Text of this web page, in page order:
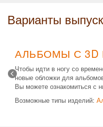
Варианты
АЛЬБОМЫ С
Чтобы идти в ногу со
новые обложки для
Вы можете ознакомиться с
Возможные типы изделий: